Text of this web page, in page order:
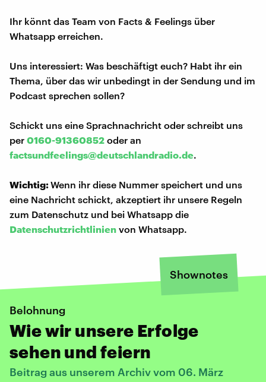
Ihr könnt das Team von Facts & Feelings über
Whatsapp erreichen.
Uns interessiert: Was beschäftigt euch? Habt ihr ein
Thema, über das wir unbedingt in der Sendung und im
Podcast sprechen sollen?
Schickt uns eine Sprachnachricht oder schreibt uns
per 0160-91360852 oder an
factsundfeelings@deutschlandradio.de.
Wichtig:Wenn ihr diese Nummer speichert und uns
eine Nachricht schickt, akzeptiert ihr unsere Regeln
zum Datenschutz und bei Whatsapp die
Datenschutzrichtlinien von Whatsapp.
Shownotes
Belohnung
Wie wir unsere Erfolge
sehen und feiern
Beitrag aus unserem Archiv vom 06. März